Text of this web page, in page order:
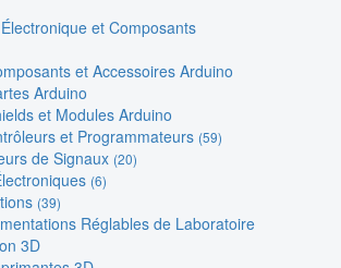
et Composants
et Accessoires Arduino
Arduino
et Modules Arduino
et Programmateurs (59)
de Signaux (20)
(6)
(39)
Réglables de Laboratoire
3D